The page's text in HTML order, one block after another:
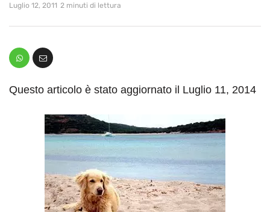
Luglio 12, 2011 2 minuti di lettura
Questo articolo è stato aggiornato il Luglio 11, 2014